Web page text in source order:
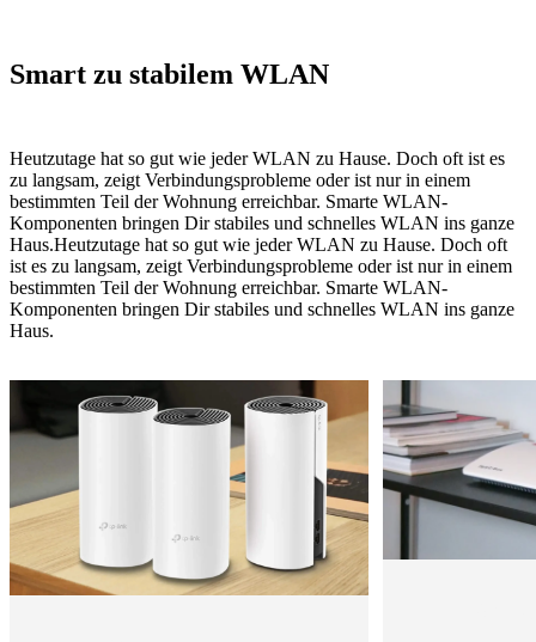
Smart zu stabilem WLAN
Heutzutage hat so gut wie jeder WLAN zu Hause. Doch oft ist es
zu langsam, zeigt Verbindungsprobleme oder ist nur in einem
bestimmten Teil der Wohnung erreichbar. Smarte WLAN-
Komponenten bringen Dir stabiles und schnelles WLAN ins ganze
Haus.Heutzutage hat so gut wie jeder WLAN zu Hause. Doch oft
ist es zu langsam, zeigt Verbindungsprobleme oder ist nur in einem
bestimmten Teil der Wohnung erreichbar. Smarte WLAN-
Komponenten bringen Dir stabiles und schnelles WLAN ins ganze
Haus.